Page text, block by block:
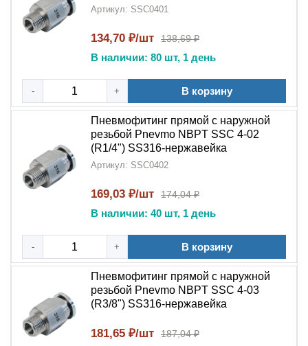
механизмуинаружной резьбе
Коррозионная стойкость:Нержавеющая сталь
гарантирует защиту от ржавчины и
Быстрый монтаж Цанговая система
устанавливать трубки без специальных
инструментов
Долговечность
Продукция
стали
сохраняет свойства при экстремальных
температурах
Гигиеничность: Идеален для пищевой,
фармацевтической и химической
промышленности
Области применения:
Пневмофитинг цанговый прямой с наружной
резьбой NBPT PC SS316применяется:
Артикул: SSC0401
134,70 ₽/шт 138,69 ₽
В наличии: 80 шт, 1 день
- + В корзину
Пневмофитинг прямой с наружной
резьбой Pnevmo NBPT SSC 4-02
(R1/4") SS316-нержавейка
Артикул: SSC0402
169,03 ₽/шт 174,04 ₽
В наличии: 40 шт, 1 день
- + В корзину
Пневмофитинг прямой с наружной
резьбой Pnevmo NBPT SSC 4-03
(R3/8") SS316-нержавейка
181,65 ₽/шт 187,04 ₽